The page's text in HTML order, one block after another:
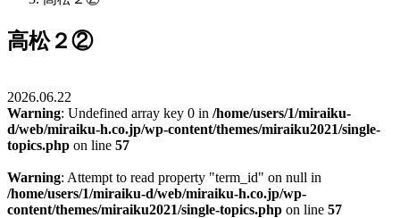
高松２②
2026.06.22
Warning: Undefined array key 0 in /home/users/1/miraiku-
d/web/miraiku-h.co.jp/wp-content/themes/miraiku2021/single-
topics.php on line 57
Warning: Attempt to read property "term_id" on null in
/home/users/1/miraiku-d/web/miraiku-h.co.jp/wp-
content/themes/miraiku2021/single-topics.php on line 57